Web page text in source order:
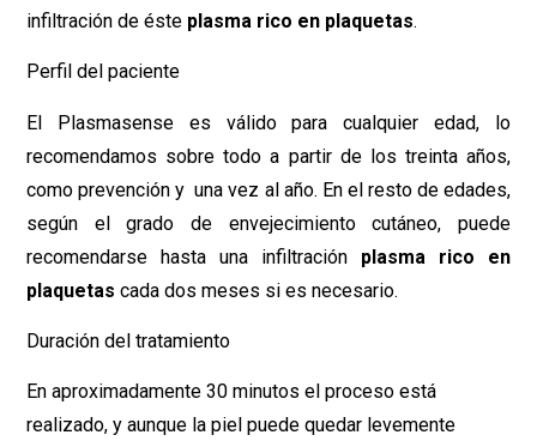
infiltración de éste plasma rico en plaquetas.
Perfil del paciente
El Plasmasense es válido para cualquier edad, lo
recomendamos sobre todo a partir de los treinta años,
como prevención y una vez al año. En el resto de edades,
según el grado de envejecimiento cutáneo, puede
recomendarse hasta una infiltración plasma rico en
plaquetascada dos meses si es necesario.
Duración del tratamiento
En aproximadamente 30 minutos el proceso está
realizado, y aunque la piel puede quedar levemente